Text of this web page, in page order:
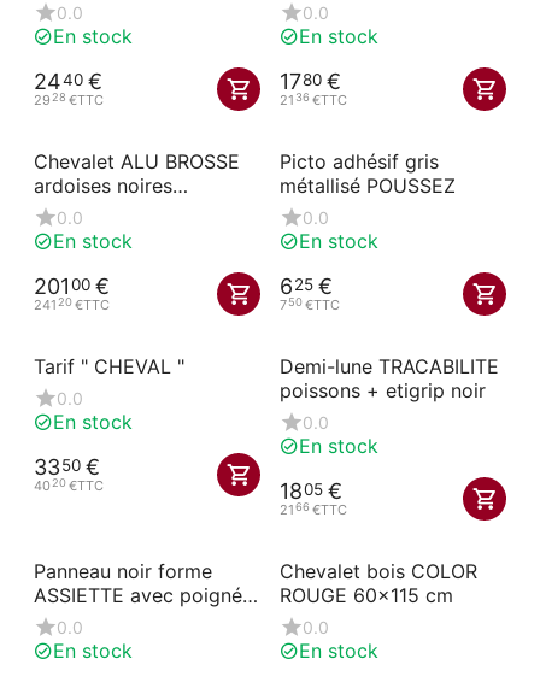
0.0
En stock
2440 €
29 28 €TTC
0.0
En stock
1780 €
21 36 €TTC
Chevalet ALU BROSSE
ardoises noires
amovibles 60x115 cm
0.0
En stock
20100 €
241 20€TTC
Picto adhésif gris
métallisé POUSSEZ
0.0
En stock
625 €
750€TTC
Tarif " CHEVAL "
0.0
En stock
3350 €
40 20€TTC
Demi-lune TRACABILITE
poissons + etigrip noir
0.0
En stock
1805 €
2166 €TTC
Panneau noir forme
ASSIETTE avec poignée
50x80 cm AKYLUX
0.0
En stock
Chevalet bois COLOR
ROUGE 60x115 cm
0.0
En stock